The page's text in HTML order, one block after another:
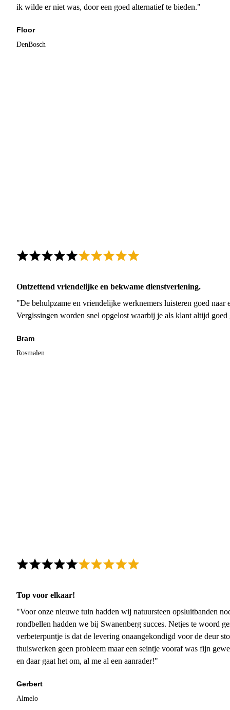
ik wilde er niet was, door een goed alternatief te bieden."
Floor
DenBosch
Ontzettend vriendelijke en bekwame dienstverlening.
"De behulpzame en vriendelijke werknemers luisteren goed naar
Vergissingen worden snel opgelost waarbij je als klant altijd
Bram
Rosmalen
Top voor elkaar!
"Voor onze nieuwe tuin hadden wij natuursteen opsluitbanden
rondbellen hadden we bij Swanenberg succes. Netjes te woord
verbeterpuntje is dat de levering onaangekondigd voor de deur
thuiswerken geen probleem maar een seintje vooraf was fijn
en daar gaat het om, al me al een aanrader!"
Gerbert
Almelo